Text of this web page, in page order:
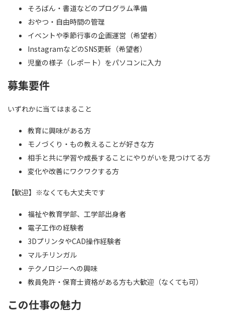
そろばん・書道などのプログラム準備
おやつ・自由時間の管理
イベントや季節行事の企画運営（希望者）
InstagramなどのSNS更新（希望者）
児童の様子（レポート）をパソコンに入力
募集要件
いずれかに当てはまること
教育に興味がある方
モノづくり・もの教えることが好きな方
相手と共に学習や成長することにやりがいを見つけてる方
変化や改善にワクワクする方
【歓迎】※なくても大丈夫です
福祉や教育学部、工学部出身者
電子工作の経験者
3DプリンタやCAD操作経験者
マルチリンガル
テクノロジーへの興味
教員免許・保育士資格がある方も大歓迎（なくても可）
この仕事の魅力